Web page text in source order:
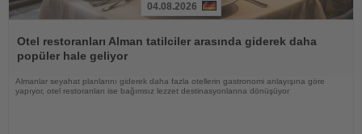
Oku
04.08.2026
Otel restoranları Alman tatilciler arasında giderek daha
popüler hale geliyor
Almanlar seyahat planlarını giderek daha fazla otellerin gastronomi anlayışına göre
yapıyor, otel restoranları ise bağımsız lezzet destinasyonlarına dönüşüyor